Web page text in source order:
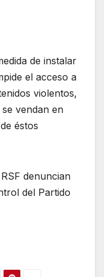
de instalar
el acceso a
violentos,
vendan en
éstos
denuncian
del Partido